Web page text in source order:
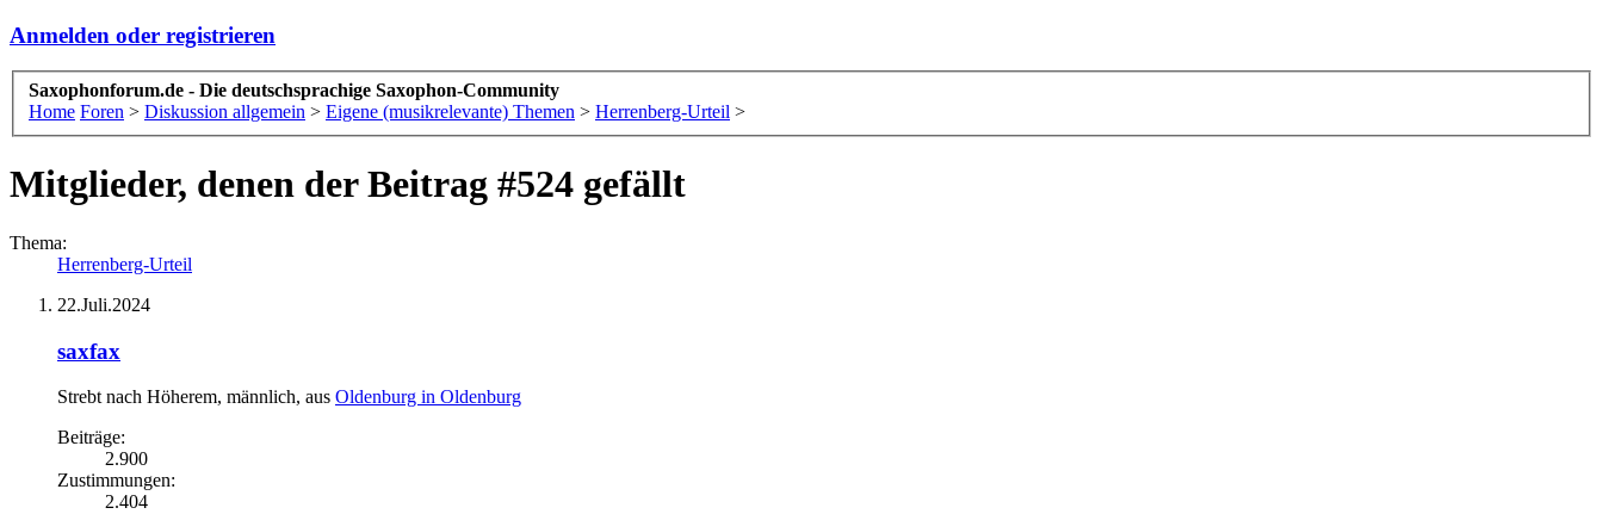
Anmelden oder registrieren
Saxophonforum.de - Die deutschsprachige Saxophon-Community
Home Foren > Diskussion allgemein > Eigene (musikrelevante) Themen > Herrenberg-Urteil >
Mitglieder, denen der Beitrag #524 gefällt
Thema:
Herrenberg-Urteil
22.Juli.2024
saxfax
Strebt nach Höherem, männlich, aus Oldenburg in Oldenburg
Beiträge:
2.900
Zustimmungen:
2.404